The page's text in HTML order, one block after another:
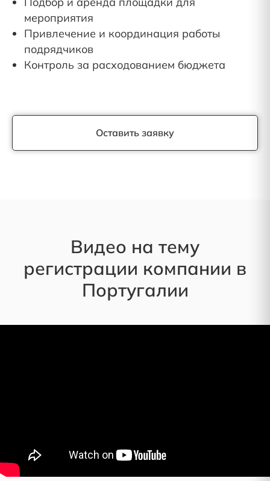
мероприятия
Привлечение и координация работы
подрядчиков
Контроль за расходованием бюджета
Оставить заявку
Видео на тему
регистрации компании в
Португалии